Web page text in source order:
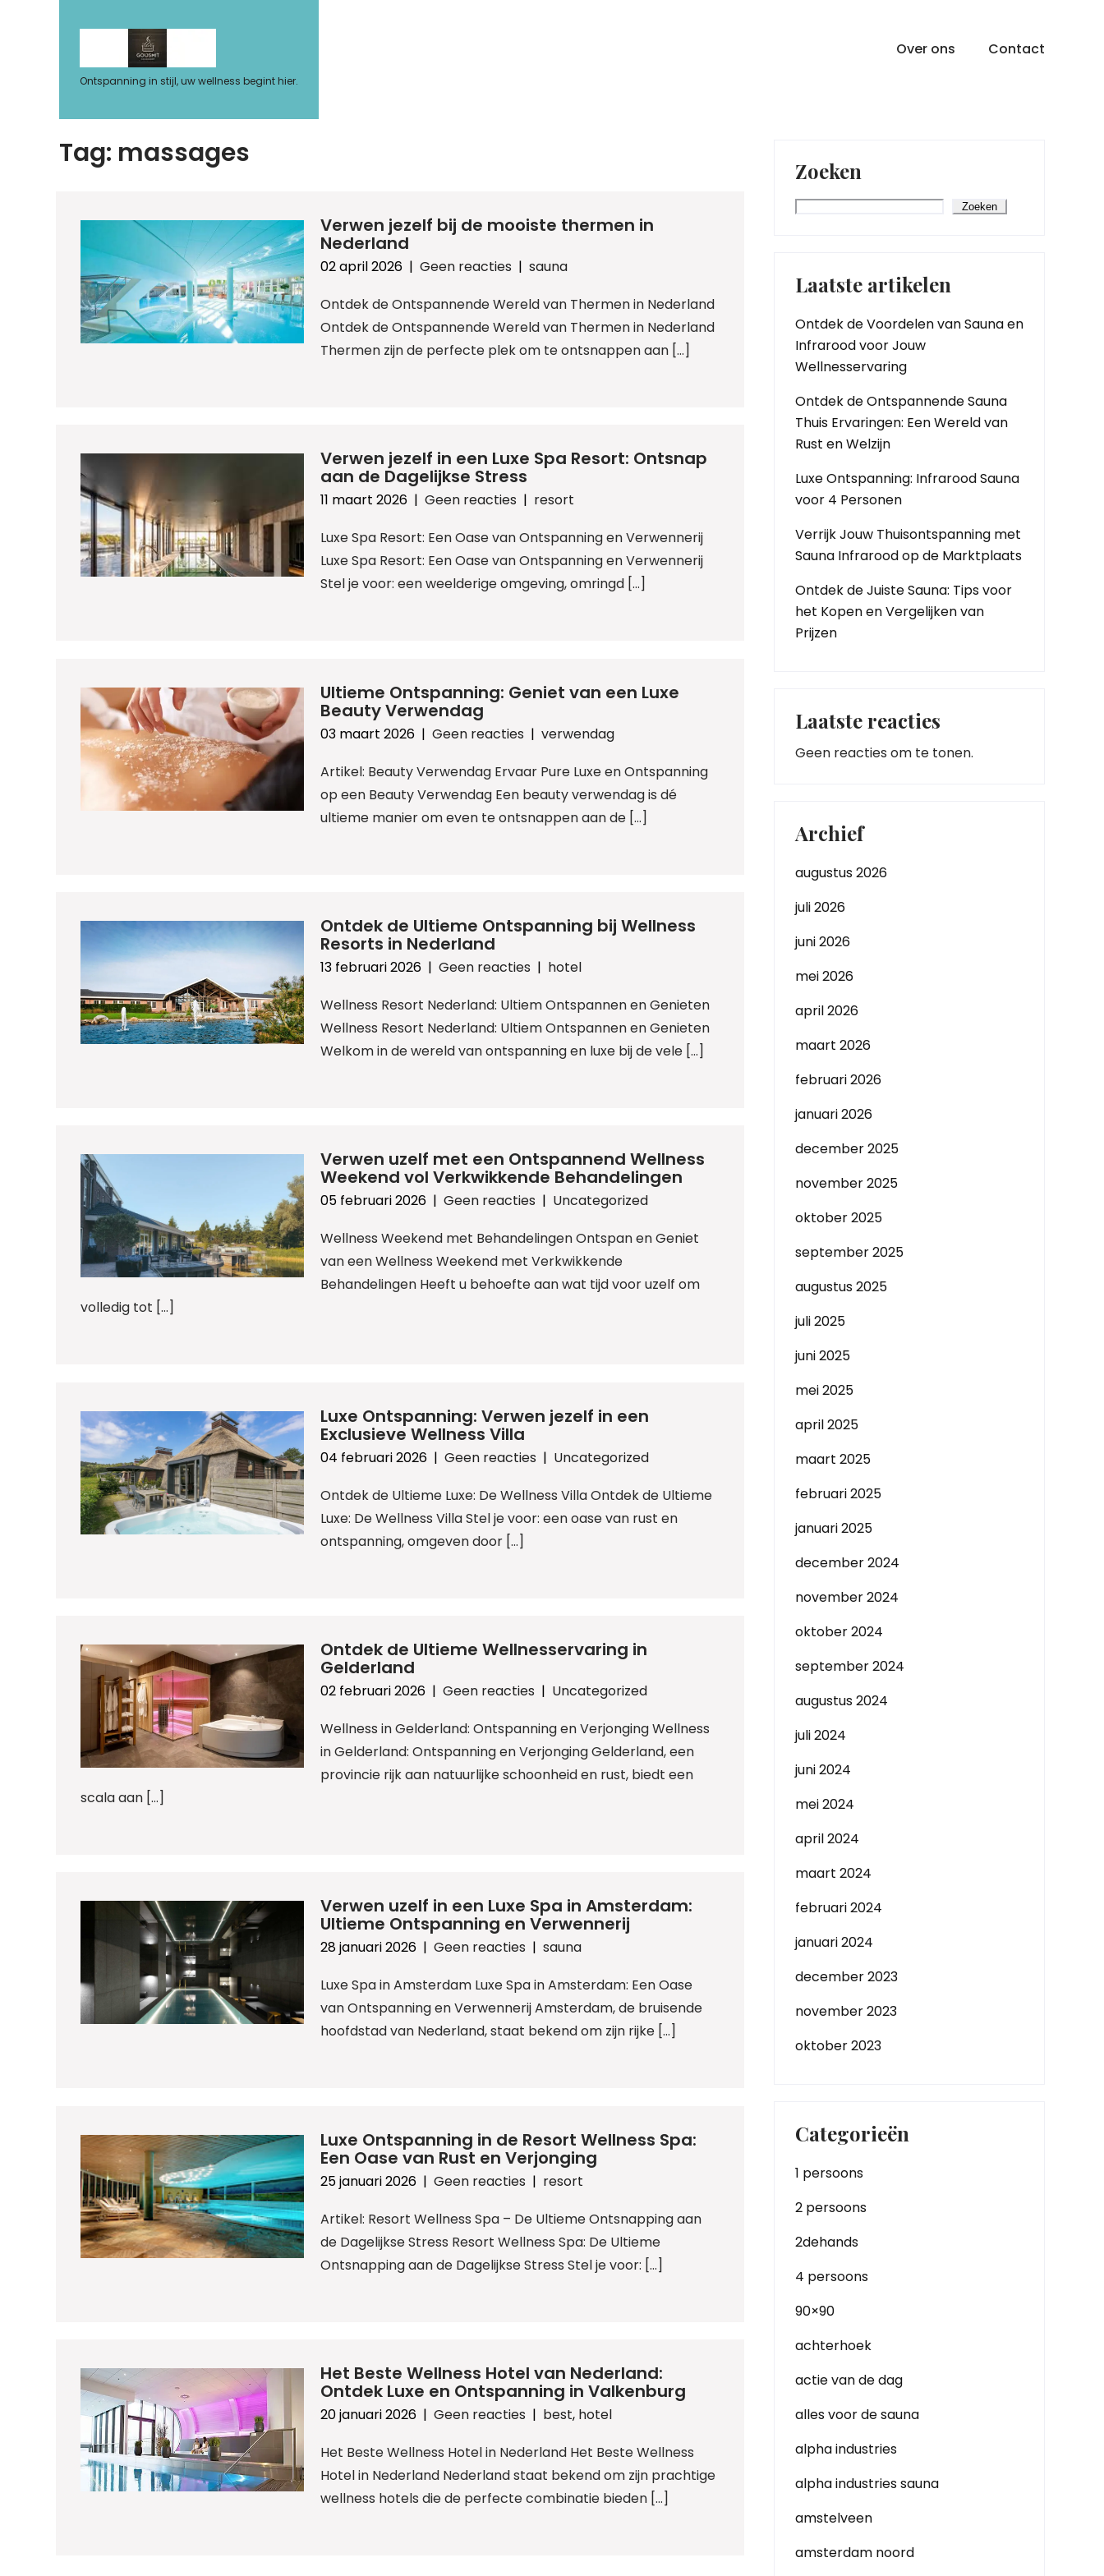
Ontspanning in stijl, uw wellness begint hier.
Over ons Contact
Tag: massages
Verwen jezelf bij de mooiste thermen in
Nederland
02 april 2026 |Geen reacties |sauna
Ontdek de Ontspannende Wereld van Thermen in Nederland
Ontdek de Ontspannende Wereld van Thermen in Nederland
Thermen zijn de perfecte plek om te ontsnappen aan […]
Verwen jezelf in een Luxe Spa Resort: Ontsnap
aan de Dagelijkse Stress
11 maart 2026 |Geen reacties | resort
Luxe Spa Resort: Een Oase van Ontspanning en Verwennerij
Luxe Spa Resort: Een Oase van Ontspanning en Verwennerij
Stel je voor: een weelderige omgeving, omringd […]
Ultieme Ontspanning: Geniet van een Luxe
Beauty Verwendag
03 maart 2026 |Geen reacties |verwendag
Artikel: Beauty Verwendag Ervaar Pure Luxe en Ontspanning
op een Beauty Verwendag Een beauty verwendag is dé
ultieme manier om even te ontsnappen aan de […]
Ontdek de Ultieme Ontspanning bij Wellness
Resorts in Nederland
13 februari 2026 |Geen reacties | hotel
Wellness Resort Nederland: Ultiem Ontspannen en Genieten
Wellness Resort Nederland: Ultiem Ontspannen en Genieten
Welkom in de wereld van ontspanning en luxe bij de vele […]
Verwen uzelf met een Ontspannend Wellness
Weekend vol Verkwikkende Behandelingen
05 februari 2026 |Geen reacties | Uncategorized
Wellness Weekend met Behandelingen Ontspan en Geniet
van een Wellness Weekend met Verkwikkende
Behandelingen Heeft u behoefte aan wat tijd voor uzelf om
volledig tot […]
Luxe Ontspanning: Verwen jezelf in een
Exclusieve Wellness Villa
04 februari 2026 |Geen reacties | Uncategorized
Ontdek de Ultieme Luxe: De Wellness Villa Ontdek de Ultieme
Luxe: De Wellness Villa Stel je voor: een oase van rust en
ontspanning, omgeven door […]
Ontdek de Ultieme Wellnesservaring in
Gelderland
02 februari 2026 |Geen reacties | Uncategorized
Wellness in Gelderland: Ontspanning en Verjonging Wellness
in Gelderland: Ontspanning en Verjonging Gelderland, een
provincie rijk aan natuurlijke schoonheid en rust, biedt een
scala aan […]
Verwen uzelf in een Luxe Spa in Amsterdam:
Ultieme Ontspanning en Verwennerij
28 januari 2026 |Geen reacties |sauna
Luxe Spa in Amsterdam Luxe Spa in Amsterdam: Een Oase
van Ontspanning en Verwennerij Amsterdam, de bruisende
hoofdstad van Nederland, staat bekend om zijn rijke […]
Luxe Ontspanning in de Resort Wellness Spa:
Een Oase van Rust en Verjonging
25 januari 2026 |Geen reacties | resort
Artikel: Resort Wellness Spa – De Ultieme Ontsnapping aan
de Dagelijkse Stress Resort Wellness Spa: De Ultieme
Ontsnapping aan de Dagelijkse Stress Stel je voor: […]
Het Beste Wellness Hotel van Nederland:
Ontdek Luxe en Ontspanning in Valkenburg
20 januari 2026 |Geen reacties | best, hotel
Het Beste Wellness Hotel in Nederland Het Beste Wellness
Hotel in Nederland Nederland staat bekend om zijn prachtige
wellness hotels die de perfecte combinatie bieden […]
Zoeken
Zoeken
Laatste artikelen
Ontdek de Voordelen van Sauna en
Infrarood voor Jouw
Wellnesservaring
Ontdek de Ontspannende Sauna
Thuis Ervaringen: Een Wereld van
Rust en Welzijn
Luxe Ontspanning: Infrarood Sauna
voor 4 Personen
Verrijk Jouw Thuisontspanning met
Sauna Infrarood op de Marktplaats
Ontdek de Juiste Sauna: Tips voor
het Kopen en Vergelijken van
Prijzen
Laatste reacties
Geen reacties om te tonen.
Archief
augustus 2026
juli 2026
juni 2026
mei 2026
april 2026
maart 2026
februari 2026
januari 2026
december 2025
november 2025
oktober 2025
september 2025
augustus 2025
juli 2025
juni 2025
mei 2025
april 2025
maart 2025
februari 2025
januari 2025
december 2024
november 2024
oktober 2024
september 2024
augustus 2024
juli 2024
juni 2024
mei 2024
april 2024
maart 2024
februari 2024
januari 2024
december 2023
november 2023
oktober 2023
Categorieën
1 persoons
2 persoons
2dehands
4 persoons
90×90
achterhoek
actie van de dag
alles voor de sauna
alpha industries
alpha industries sauna
amstelveen
amsterdam noord